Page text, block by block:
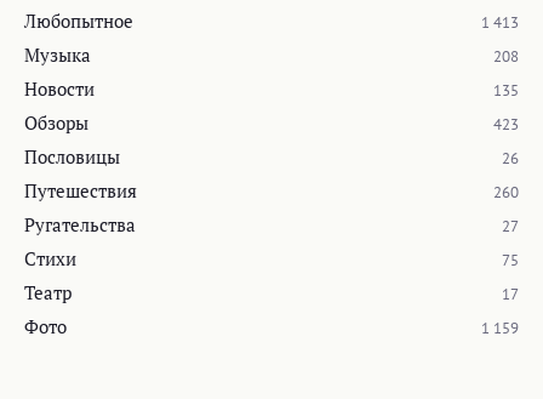
Любопытное 1 413
Музыка 208
Новости 135
Обзоры 423
Пословицы 26
Путешествия 260
Ругательства 27
Стихи 75
Театр 17
Фото 1 159